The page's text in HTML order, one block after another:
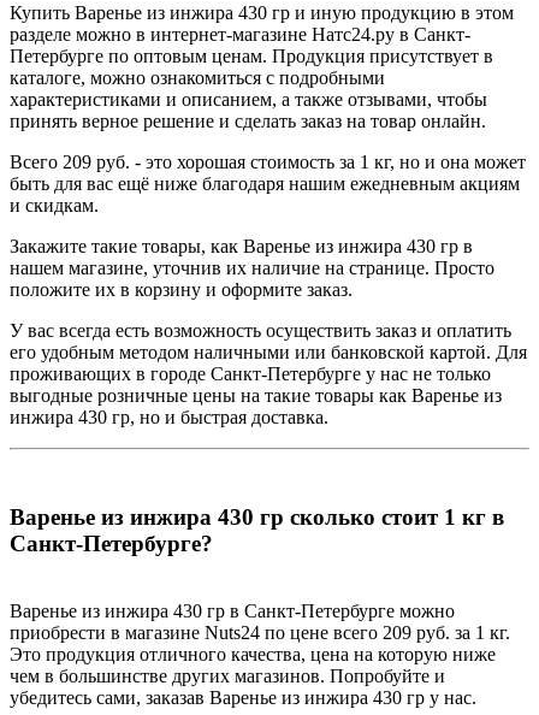
Купить Варенье из инжира 430 гр и иную продукцию в этом
разделе можно в интернет-магазине Натс24.ру в Санкт-
Петербурге по оптовым ценам. Продукция присутствует в
каталоге, можно ознакомиться с подробными
характеристиками и описанием, а также отзывами, чтобы
принять верное решение и сделать заказ на товар онлайн.
Всего 209 руб. - это хорошая стоимость за 1 кг, но и она может
быть для вас ещё ниже благодаря нашим ежедневным акциям
и скидкам.
Закажите такие товары, как Варенье из инжира 430 гр в
нашем магазине, уточнив их наличие на странице. Просто
положите их в корзину и оформите заказ.
У вас всегда есть возможность осуществить заказ и оплатить
его удобным методом наличными или банковской картой. Для
проживающих в городе Санкт-Петербурге у нас не только
выгодные розничные цены на такие товары как Варенье из
инжира 430 гр, но и быстрая доставка.
Варенье из инжира 430 гр сколько стоит 1 кг в
Санкт-Петербурге?
Варенье из инжира 430 гр в Санкт-Петербурге можно
приобрести в магазине Nuts24 по цене всего 209 руб. за 1 кг.
Это продукция отличного качества, цена на которую ниже
чем в большинстве других магазинов. Попробуйте и
убедитесь сами, заказав Варенье из инжира 430 гр у нас.